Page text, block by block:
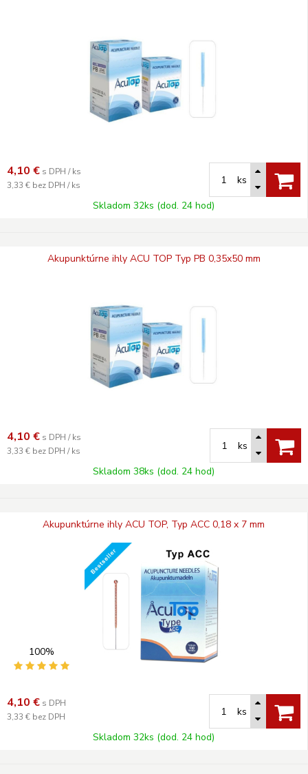
4,10 € s DPH / ks
3,33 € bez DPH / ks
ks
Skladom 32ks (dod. 24 hod)
Akupunktúrne ihly ACU TOP Typ PB 0,35x50 mm
4,10 € s DPH / ks
3,33 € bez DPH / ks
ks
Skladom 38ks (dod. 24 hod)
Akupunktúrne ihly ACU TOP, Typ ACC 0,18 x 7 mm
100%
4,10 € s DPH
3,33 € bez DPH
ks
Skladom 32ks (dod. 24 hod)